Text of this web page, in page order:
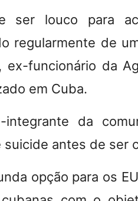
ser louco para
regularmente de
ex-funcionário da
em Cuba.
integrante da
suicide antes de ser
opção para os